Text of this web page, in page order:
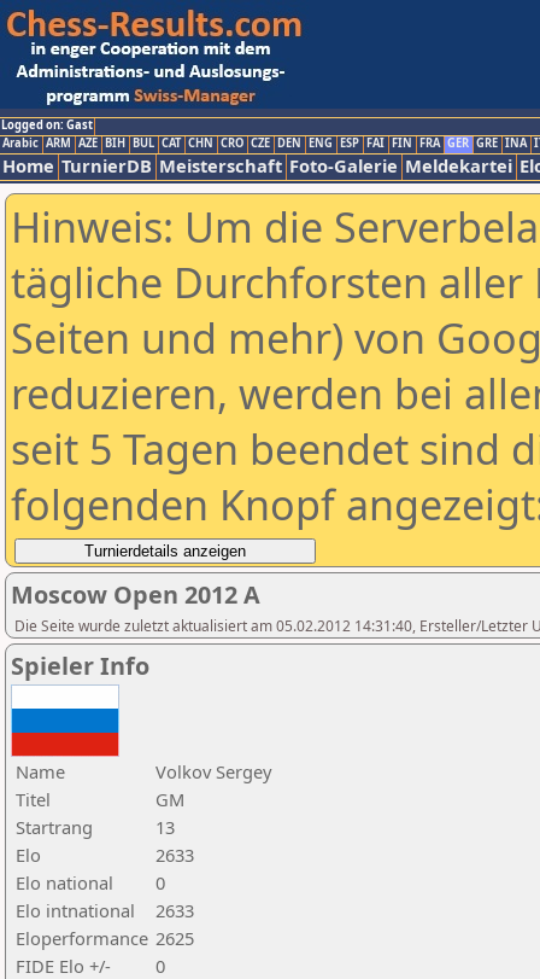
Logged on: Gast
Arabic ARM AZE BIH BUL CAT CHN CRO CZE DEN ENG ESP FAI FIN FRA GER GRE INA
Home TurnierDB Meisterschaft Foto-Galerie Meldekartei
Hinweis: Um die
tägliche Durchforsten aller
Seiten und mehr) von
reduzieren, werden bei
seit 5 Tagen beendet sind
folgenden Knopf
Moscow Open 2012 A
Die Seite wurde zuletzt aktualisiert am 05.02.2012 14:31:40, Ersteller/Letzter
Spieler Info
Name
Volkov Sergey
Titel
GM
Startrang
13
Elo
2633
Elo national
0
Elo intnational
2633
Eloperformance 2625
FIDE Elo +/-
0